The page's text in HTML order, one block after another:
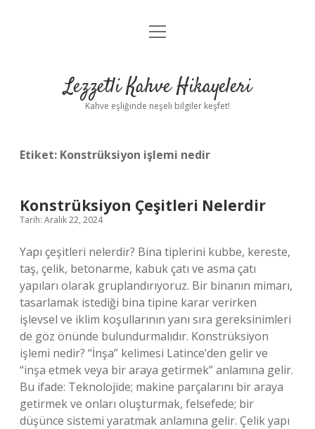
Anasayfa
Yasal Uyarı
menüyü
Lezzetli Kahve Hikayeleri
Kahve eşliğinde neşeli bilgiler keşfet!
Etiket: Konstrüksiyon işlemi nedir
Konstrüksiyon Çeşitleri Nelerdir
Tarih: Aralık 22, 2024
Yapı çeşitleri nelerdir? Bina tiplerini kubbe, kereste,
taş, çelik, betonarme, kabuk çatı ve asma çatı
yapıları olarak gruplandırıyoruz. Bir binanın mimarı,
tasarlamak istediği bina tipine karar verirken
işlevsel ve iklim koşullarının yanı sıra gereksinimleri
de göz önünde bulundurmalıdır. Konstrüksiyon
işlemi nedir? “İnşa” kelimesi Latince’den gelir ve
“inşa etmek veya bir araya getirmek” anlamına gelir.
Bu ifade: Teknolojide; makine parçalarını bir araya
getirmek ve onları oluşturmak, felsefede; bir
düşünce sistemi yaratmak anlamına gelir. Çelik yapı